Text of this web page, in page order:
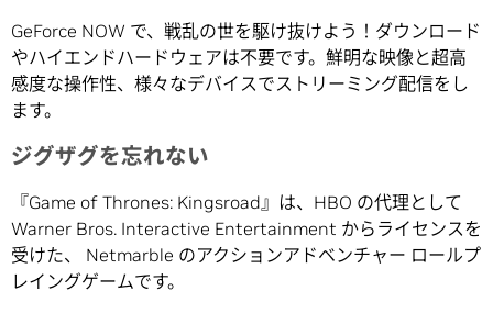
GeForce NOW で、戦乱の世を駆け抜けよう！ダウンロード
やハイエンドハードウェアは不要です。鮮明な映像と超高
感度な操作性、様々なデバイスでストリーミング配信をし
ます。
ジグザグを忘れない
『Game of Thrones: Kingsroad』は、HBO の代理として
Warner Bros. Interactive Entertainment からライセンスを
受けた、 Netmarble のアクションアドベンチャー ロールプ
レイングゲームです。